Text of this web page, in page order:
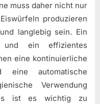
muss daher nicht nur
produzieren
langlebig sein. Ein
und ein effizientes
eine kontinuierliche
eine automatische
Verwendung
ist es wichtig zu